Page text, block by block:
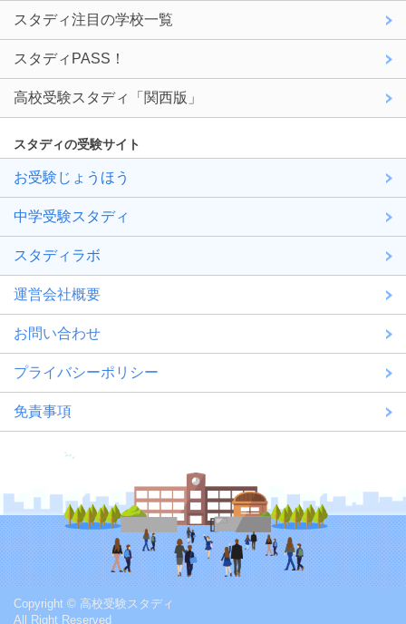
スタディ注目の学校一覧
スタディPASS！
高校受験スタディ「関西版」
スタディの受験サイト
お受験じょうほう
中学受験スタディ
スタディラボ
運営会社概要
お問い合わせ
プライバシーポリシー
免責事項
Copyright © 高校受験スタディ
All Right Reserved